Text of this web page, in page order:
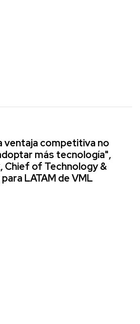
ventaja competitiva no
más tecnología",
Chief of Technology &
LATAM de VML